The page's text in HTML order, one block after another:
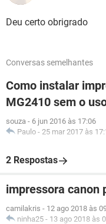
Deu certo obrigrado
Conversas semelhantes
Como instalar
MG2410 sem o
souza - 6 jun 2016 às 17:06
Paulo - 25 mar 2017 às
2 Respostas
impressora canon
camilakris - 12 ago 2018 às
ninha25 - 13 ago 2018 às